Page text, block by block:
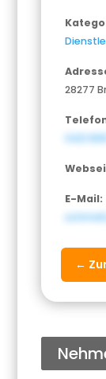
28277
0421
E-Mail:
←